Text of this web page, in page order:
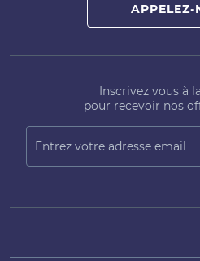
APPELEZ-
Inscrivez vous à
pour recevoir nos